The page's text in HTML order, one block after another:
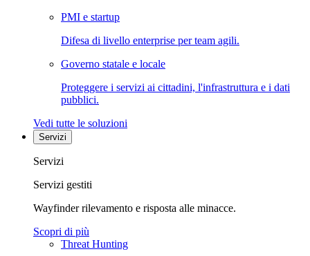
PMI e startup
Difesa di livello enterprise per team agili.
Governo statale e locale
Proteggere i servizi ai cittadini, l'infrastruttura e i dati
pubblici.
Vedi tutte le soluzioni
Servizi
Servizi
Servizi gestiti
Wayfinder rilevamento e risposta alle minacce.
Scopri di più
Threat Hunting